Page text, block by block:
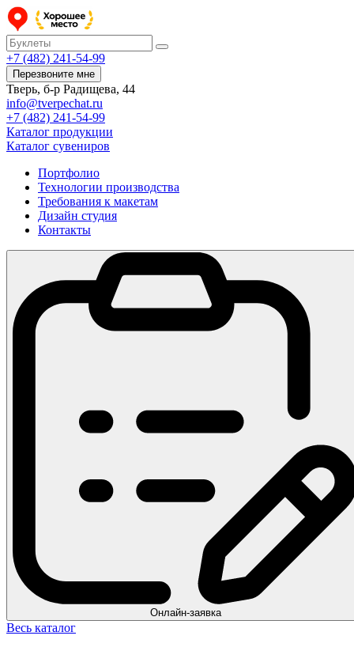
+7 (482) 241-54-99
Перезвоните мне
Тверь, б-р Радищева, 44
info@tverpechat.ru
+7 (482) 241-54-99
Каталог продукции
Каталог сувениров
Портфолио
Технологии производства
Требования к макетам
Дизайн студия
Контакты
Онлайн-заявка
Весь каталог